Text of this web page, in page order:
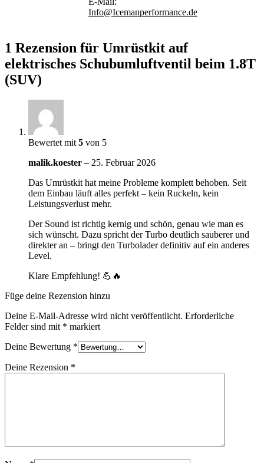
Info@Icemanperformance.de
1 Rezension für Umrüstkit auf
elektrisches Schubumluftventil beim 1.8T
(SUV)
Bewertet mit 5 von 5
malik.koester – 25. Februar 2026
Das Umrüstkit hat meine Probleme komplett behoben. Seit
dem Einbau läuft alles perfekt – kein Ruckeln, kein
Leistungsverlust mehr.
Der Sound ist richtig kernig und schön, genau wie man es
sich wünscht. Dazu spricht der Turbo deutlich sauberer und
direkter an – bringt den Turbolader definitiv auf ein anderes
Level.
Klare Empfehlung! 💪🔥
Füge deine Rezension hinzu
Deine E-Mail-Adresse wird nicht veröffentlicht. Erforderliche
Felder sind mit * markiert
Deine Bewertung *
Deine Rezension *